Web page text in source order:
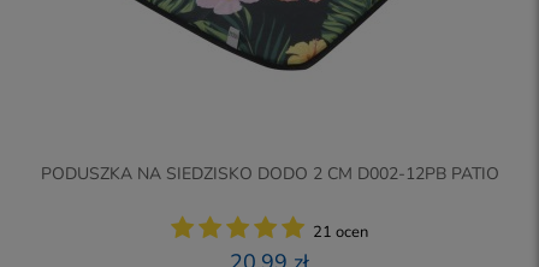
PODUSZKA NA SIEDZISKO DODO 2 CM D002-12PB PATIO
21 ocen